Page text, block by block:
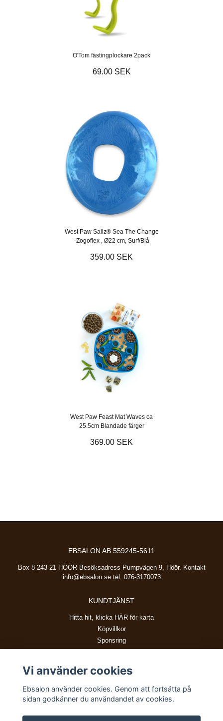
O'Tom fästingplockare 2pack
69.00 SEK
West Paw Sailz® Sea The Change
-Zogoflex , Ø22 cm, Surf/Blå
359.00 SEK
West Paw Feast Mat Waves ca
25.5cm Blandade färger
369.00 SEK
EBSALON AB 559245-5611
Box 8 243 21 HÖÖR Besöksadress Pumpvägen 9, Höör. Kontakt
info@ebsalon.setel. 076-3170073
KUNDTJÄNST
Hitta hit, klicka HÄR för karta
Köpvillkor
Sponsring
BETALSÄTT
Vi använder cookies
Ebsalon använder cookies. Genom att fortsätta på
sidan godkänner du användandet av cookies.